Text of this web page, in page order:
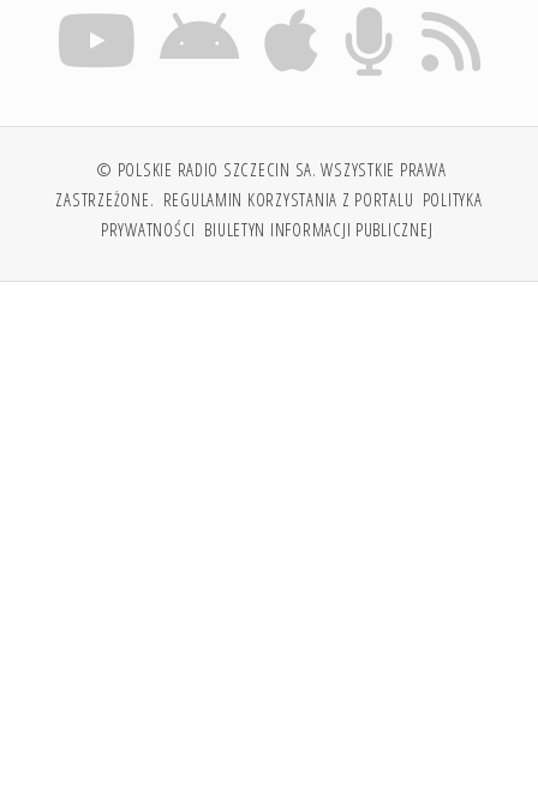
© POLSKIE RADIO SZCZECIN SA. WSZYSTKIE PRAWA
ZASTRZEŻONE. REGULAMIN KORZYSTANIA Z PORTALU POLITYKA
PRYWATNOŚCI BIULETYN INFORMACJI PUBLICZNEJ